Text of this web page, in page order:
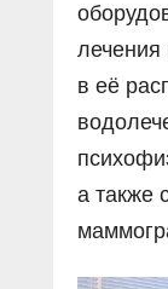
в её
а также